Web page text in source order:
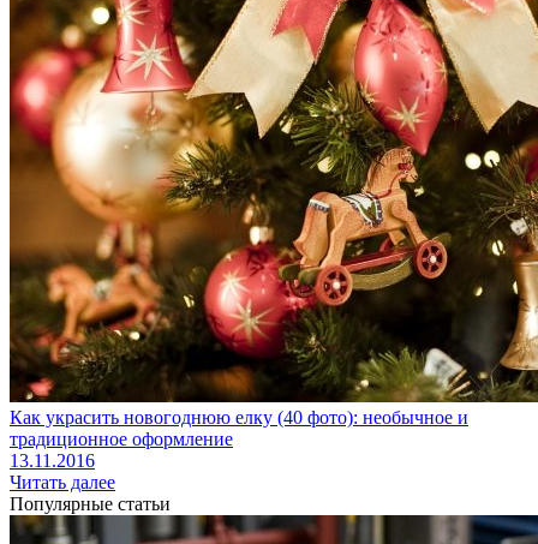
Как украсить новогоднюю елку (40 фото): необычное и
традиционное оформление
13.11.2016
Читать далее
Популярные статьи